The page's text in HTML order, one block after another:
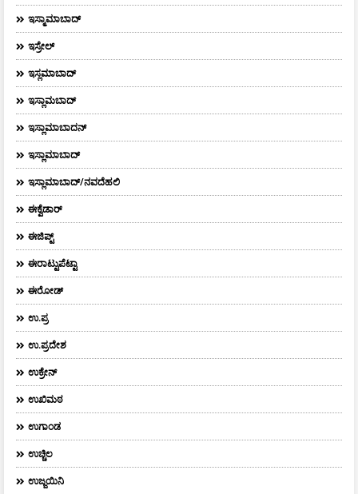
ಇಸ್ಮಾಮಾಬಾದ್
ಇಸ್ರೇಲ್
ಇಸ್ಲಮಾಬಾದ್
ಇಸ್ಲಾಮಬಾದ್
ಇಸ್ಲಾಮಾಬಾದನ್
ಇಸ್ಲಾಮಾಬಾದ್
ಇಸ್ಲಾಮಾಬಾದ್/ನವದೆಹಲಿ
ಈಕ್ವೆಡಾರ್‌
ಈಜಿಪ್ಟ್
ಈರಾಟ್ಟುಪೆಟ್ಟಾ
ಈರೋಡ್
ಉ.ಪ್ರ
ಉ.ಪ್ರದೇಶ
ಉಕ್ರೇನ್
ಉಖಿಮಠ
ಉಗಾಂಡ
ಉಚ್ಚಿಲ
ಉಜ್ಜಯಿನಿ